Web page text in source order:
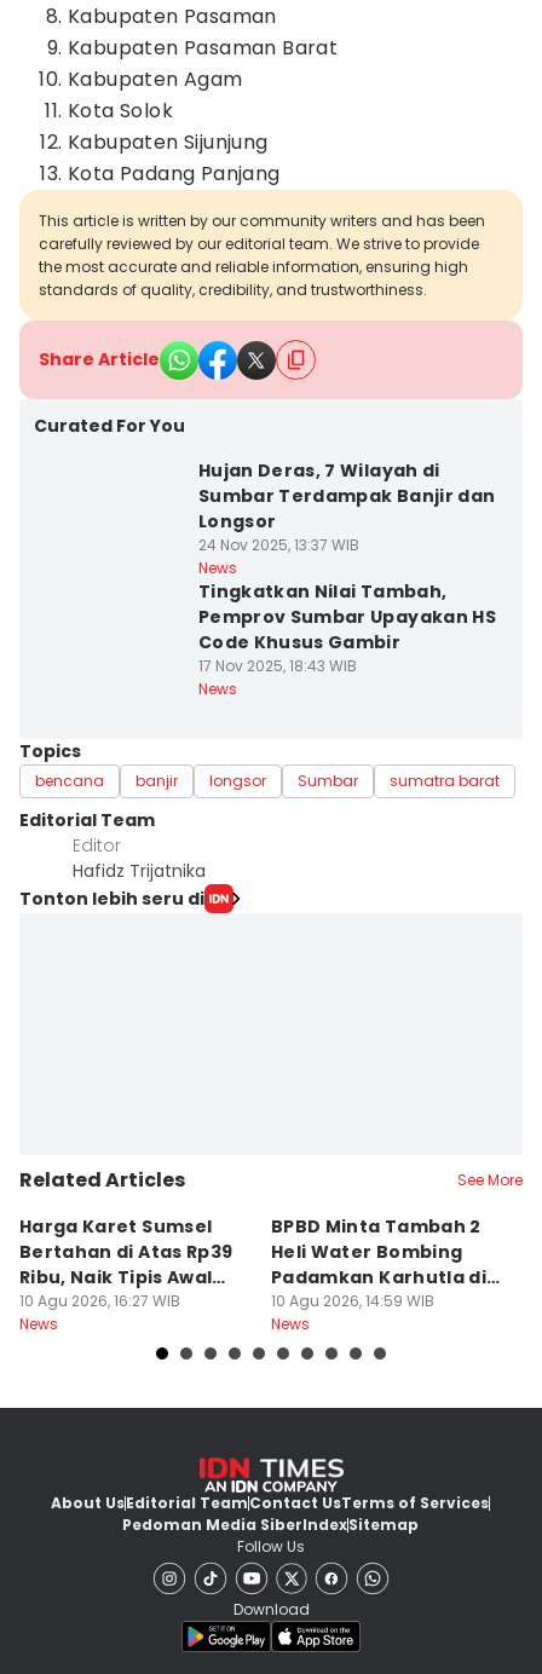
Kabupaten Pasaman
Kabupaten Pasaman Barat
Kabupaten Agam
Kota Solok
Kabupaten Sijunjung
Kota Padang Panjang
This article is written by our community writers and has been
carefully reviewed by our editorial team. We strive to provide
the most accurate and reliable information, ensuring high
standards of quality, credibility, and trustworthiness.
Share Article
Curated For You
Hujan Deras, 7 Wilayah di
Sumbar Terdampak Banjir dan
Longsor
24 Nov 2025, 13:37 WIB
News
Tingkatkan Nilai Tambah,
Pemprov Sumbar Upayakan HS
Code Khusus Gambir
17 Nov 2025, 18:43 WIB
News
Topics
bencana banjir longsor Sumbar sumatra barat
Editorial Team
Editor
Hafidz Trijatnika
Tonton lebih seru di
Related Articles See More
Harga Karet Sumsel
Bertahan di Atas Rp39
Ribu, Naik Tipis Awal
Pekan
10 Agu 2026, 16:27 WIB
News
BPBD Minta Tambah 2
Heli Water Bombing
Padamkan Karhutla di
Sumsel
10 Agu 2026, 14:59 WIB
News
About UsEditorial TeamContact UsTerms of Services
Pedoman Media SiberIndexSitemap
Follow Us
Download